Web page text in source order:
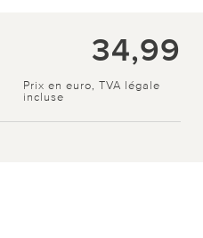
34,99
Prix en euro, TVA légale
incluse